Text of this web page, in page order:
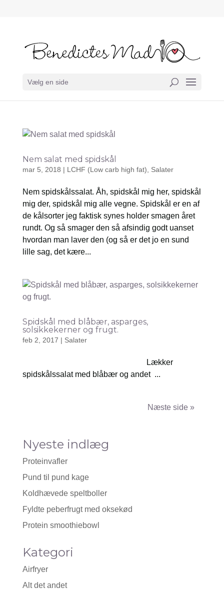
Vælg en side
Nem salat med spidskål
mar 5, 2018 | LCHF (Low carb high fat) Salater
Nem spidskålssalat. Åh, spidskål mig her, spidskål
mig der, spidskål mig alle vegne. Spidskål er en af
de kålsorter jeg faktisk synes holder smagen året
rundt. Og så smager den så afsindig godt uanset
hvordan man laver den (og så er det jo en sund
lille sag, det kære...
Spidskål med blåbær, asparges,
solsikkekerner og frugt.
feb 2, 2017 | Salater
Lækker
spidskålssalat med blåbær og andet ...
Næste poster »
Nyeste indlæg
Proteinvafler
Pund til pund kage
Koldhævede speltboller
Fyldte peberfrugt med oksekød
Protein smoothiebowl
Kategori
Airfryer
Alt det andet